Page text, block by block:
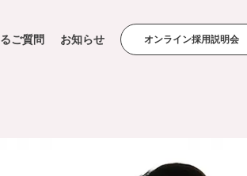
ご質問 お知らせ オンライン採用説明会